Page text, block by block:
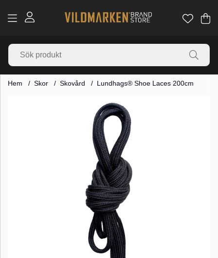
.
Hem Skor Skovård Lundhags® Shoe Laces 200cm